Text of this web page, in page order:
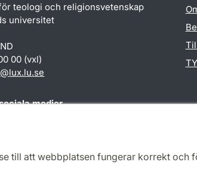
till att webbplatsen fungerar korrekt och
teologi och religionsvetenskap
universitet
00 (vxl)
@lux.lu.se
medier